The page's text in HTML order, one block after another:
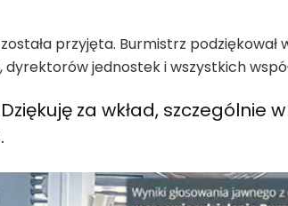
przyjęta. Burmistrz
jednostek i wszystkich
za wkład, szczególnie